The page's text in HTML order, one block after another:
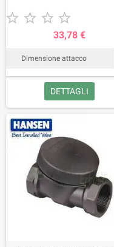
   
33,78 €
Dimensione attacco
DETTAGLI